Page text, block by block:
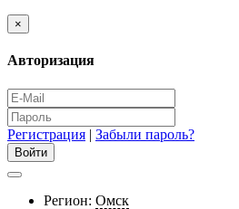
×
Авторизация
Регистрация | Забыли пароль?
Регион: Омск